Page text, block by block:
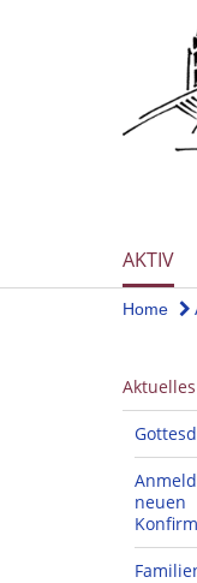
AKTIV
Home
Aktuelles
neuen